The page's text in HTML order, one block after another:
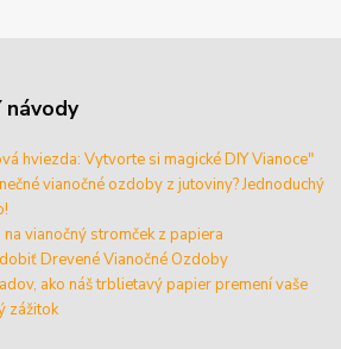
návody
hviezda: Vytvorte si magické DIY Vianoce"
vianočné ozdoby z jutoviny? Jednoduchý
vianočný stromček z papiera
Drevené Vianočné Ozdoby
ako náš trblietavý papier premení vaše
zážitok